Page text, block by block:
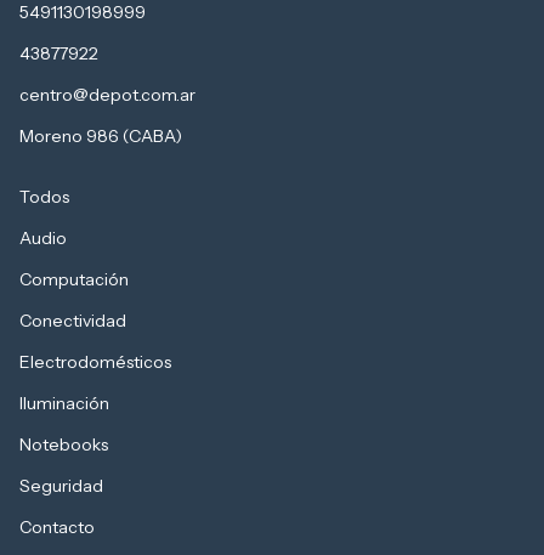
5491130198999
43877922
centro@depot.com.ar
Moreno 986 (CABA)
Todos
Audio
Computación
Conectividad
Electrodomésticos
Iluminación
Notebooks
Seguridad
Contacto